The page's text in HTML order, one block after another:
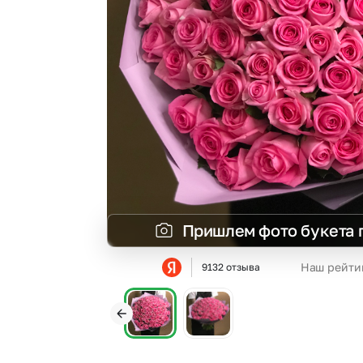
Гортензии
Эустома
Пришлем фото букета
9132 отзыва Наш